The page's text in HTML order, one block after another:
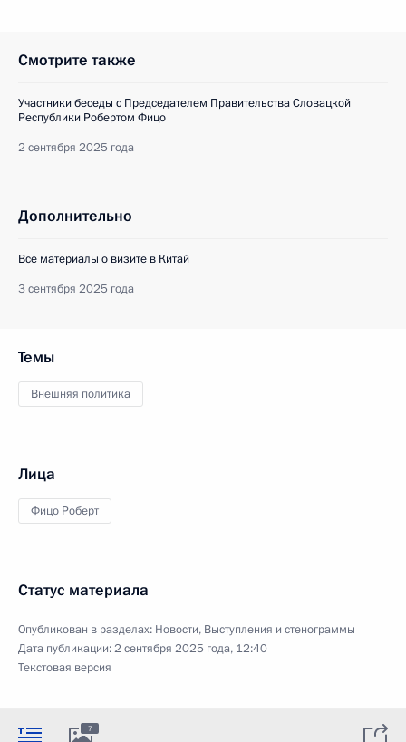
Смотрите также
Участники беседы с Председателем Правительства Словацкой
Республики Робертом Фицо
2 сентября 2025 года
Дополнительно
Все материалы о визите в Китай
3 сентября 2025 года
Темы
Внешняя политика
Лица
Фицо Роберт
Статус материала
Опубликован в разделах: Новости, Выступления и стенограммы
Дата публикации:2 сентября 2025 года, 12:40
Текстовая версия
7